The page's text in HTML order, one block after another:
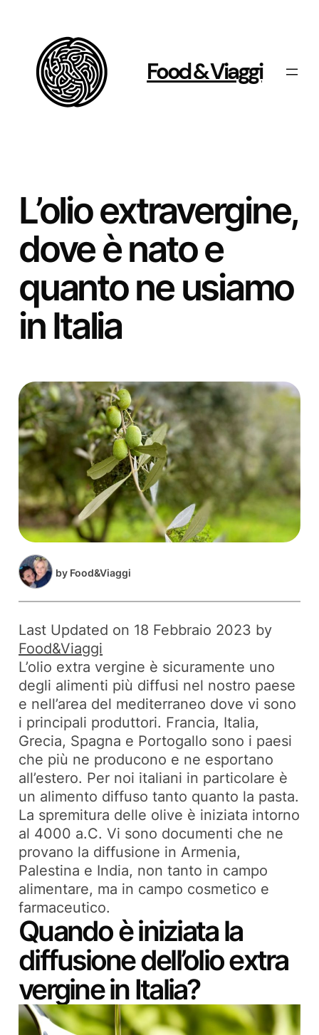
Food & Viaggi
L’olio extravergine,
dove è nato e
quanto ne usiamo
in Italia
by Food&Viaggi
Last Updated on 18 Febbraio 2023 by
Food&Viaggi
L’olio extra vergine è sicuramente uno
degli alimenti più diffusi nel nostro paese
e nell’area del mediterraneo dove vi sono
i principali produttori. Francia, Italia,
Grecia, Spagna e Portogallo sono i paesi
che più ne producono e ne esportano
all’estero. Per noi italiani in particolare è
un alimento diffuso tanto quanto la pasta.
La spremitura delle olive è iniziata intorno
al 4000 a.C. Vi sono documenti che ne
provano la diffusione in Armenia,
Palestina e India, non tanto in campo
alimentare, ma in campo cosmetico e
farmaceutico.
Quando è iniziata la
diffusione dell’olio extra
vergine in Italia?